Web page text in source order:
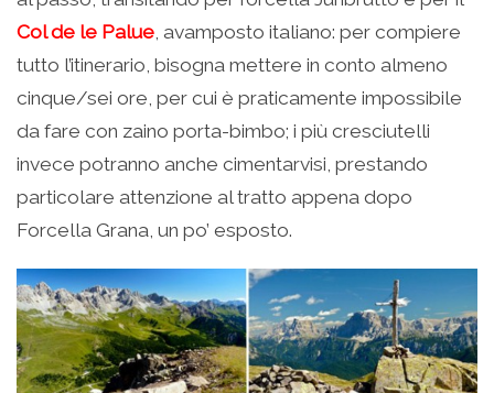
Col de le Palue, avamposto italiano: per compiere
tutto l’itinerario, bisogna mettere in conto almeno
cinque/sei ore, per cui è praticamente impossibile
da fare con zaino porta-bimbo; i più cresciutelli
invece potranno anche cimentarvisi, prestando
particolare attenzione al tratto appena dopo
Forcella Grana, un po’ esposto.